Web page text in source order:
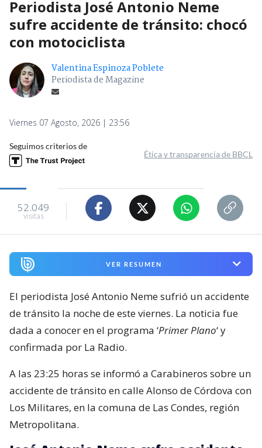
Periodista José Antonio Neme
sufre accidente de tránsito: chocó
con motociclista
Valentina Espinoza Poblete
Periodista de Magazine
Viernes 07 Agosto, 2026 | 23:56
Seguimos criterios de
Ética y transparencia de BBCL
52.049
visitas
VER RESUMEN
El periodista José Antonio Neme sufrió un accidente
de tránsito la noche de este viernes. La noticia fue
dada a conocer en el programa ‘Primer Plano‘ y
confirmada por La Radio.
A las 23:25 horas se informó a Carabineros sobre un
accidente de tránsito en calle Alonso de Córdova con
Los Militares, en la comuna de Las Condes, región
Metropolitana.